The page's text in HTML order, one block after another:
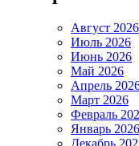
Август 2026
Июль 2026
Июнь 2026
Май 2026
Апрель
Март 2026
Февраль
Январь 2026
Декабрь